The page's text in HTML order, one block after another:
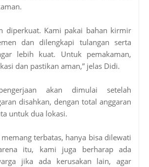
diperkuat. Kami pakai bahan kirmir
dan dilengkapi tulangan serta
lebih kuat. Untuk pemakaman,
dan pastikan aman,” jelas Didi.
akan dimulai setelah
disahkan, dengan total anggaran
untuk dua lokasi.
memang terbatas, hanya bisa dilewati
itu, kami juga berharap ada
jika ada kerusakan lain, agar